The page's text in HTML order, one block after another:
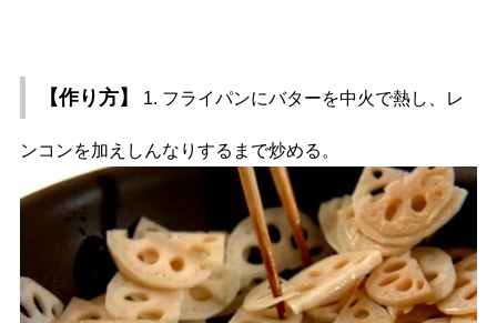
【作り方】 1. フライパンにバターを中火で熱し、レ
ンコンを加えしんなりするまで炒める。